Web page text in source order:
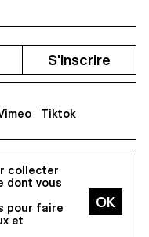
collecter
dont vous
pour faire
et
S'inscrire
Tiktok